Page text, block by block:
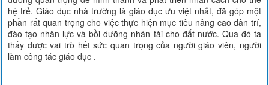
hệ trẻ. Giáo dục nhà trường là giáo dục ưu việt nhất, đã góp một
phần rất quan trọng cho việc thực hiện mục tiêu nâng cao dân trí,
đào tạo nhân lực và bồi dưỡng nhân tài cho đất nước. Qua đó ta
thấy được vai trò hết sức quan trọng của người giáo viên, người
làm công tác giáo dục .